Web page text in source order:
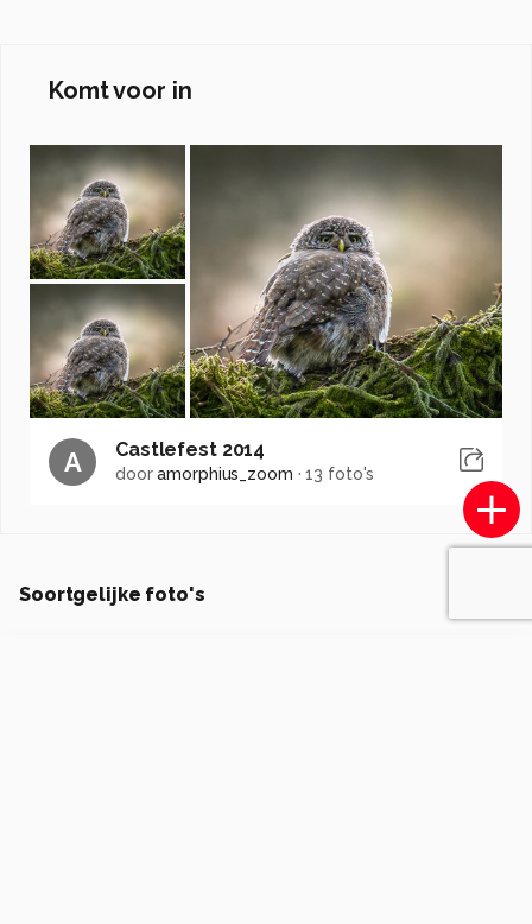
Komt voor in
A Castlefest 2014
dooramorphius_zoom ·13 foto's
Soortgelijke foto's